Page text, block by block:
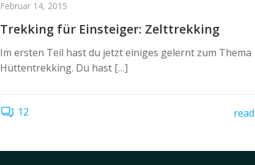
Februar 14, 2015
Trekking für Einsteiger: Zelttrekking
Im ersten Teil hast du jetzt einiges gelernt zum Thema
Hüttentrekking. Du hast […]
12